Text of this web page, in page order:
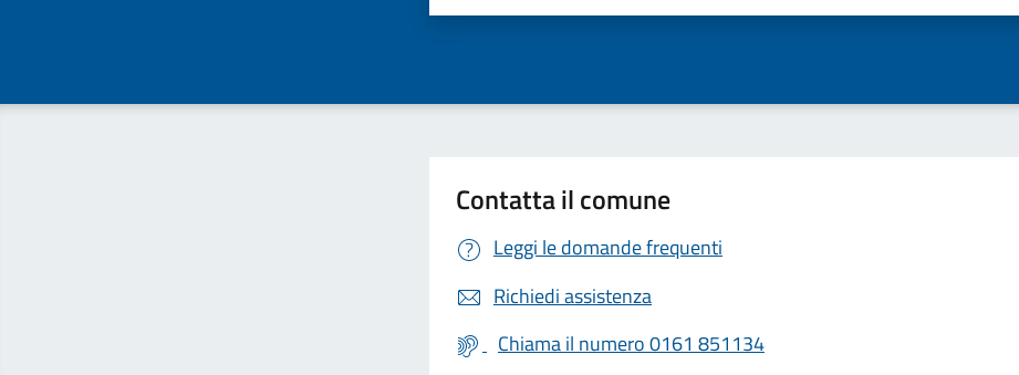
Contatta il comune
Leggi le domande frequenti
Richiedi assistenza
Chiama il numero 0161 851134